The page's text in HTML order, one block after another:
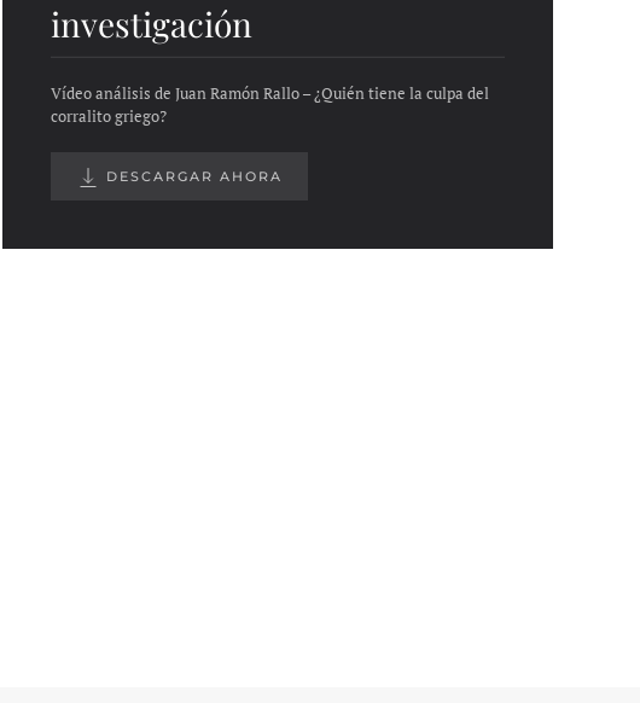
investigación
Vídeo análisis de Juan Ramón Rallo – ¿Quién tiene la culpa del
corralito griego?
DESCARGAR AHORA